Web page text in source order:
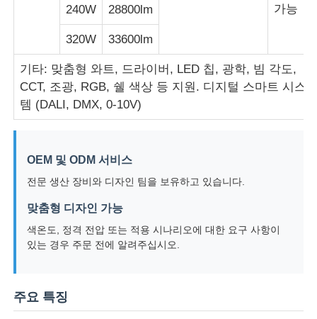
회사 소개
공장 투어
견적 요청
방폭 경보 광
가능
240W 28800lm
320W 33600lm
기타: 맞춤형 와트, 드라이버, LED 칩, 광학, 빔 각도,
CCT, 조광, RGB, 쉘 색상 등 지원. 디지털 스마트 시스
템 (DALI, DMX, 0-10V)
OEM 및 ODM 서비스
전문 생산 장비와 디자인 팀을 보유하고 있습니다.
맞춤형 디자인 가능
색온도, 정격 전압 또는 적용 시나리오에 대한 요구 사항이
있는 경우 주문 전에 알려주십시오.
주요 특징